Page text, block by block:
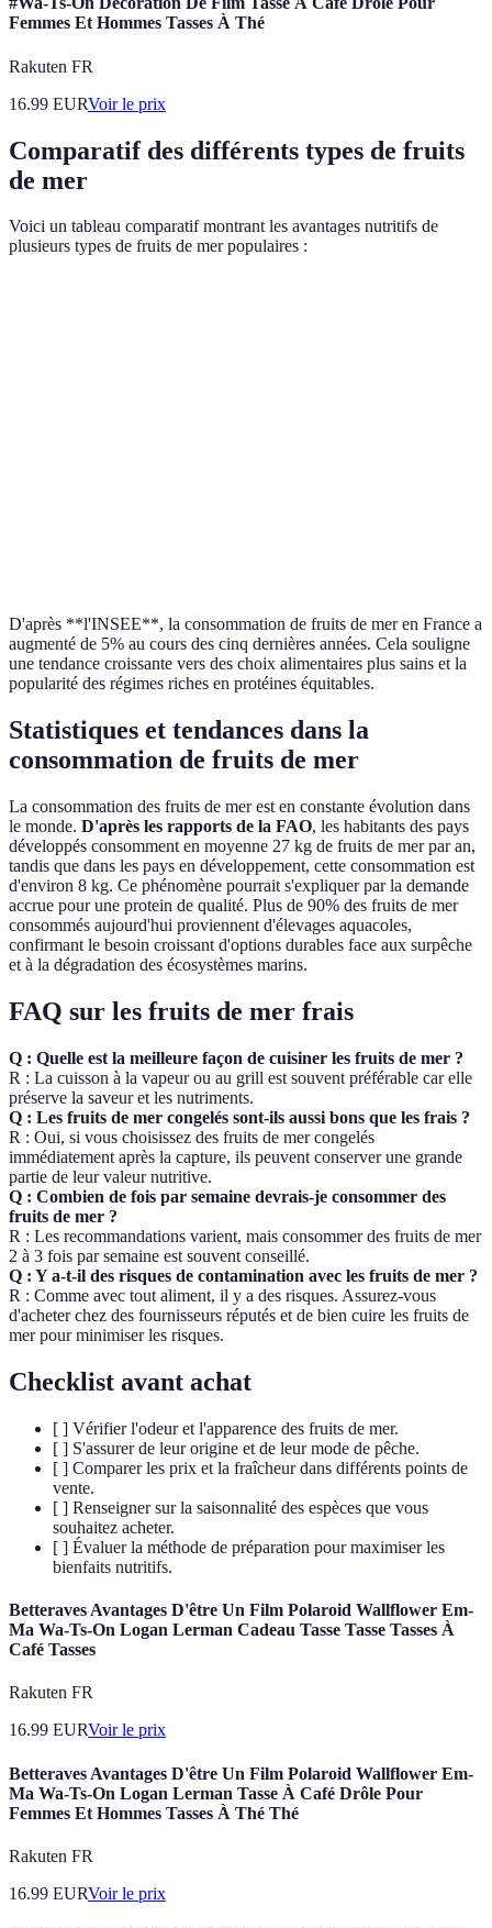
Femmes Et Hommes Tasses À Thé
Rakuten FR
16.99 EURVoir le prix
Comparatif des différents types de fruits
de mer
Voici un tableau comparatif montrant les avantages nutritifs de
plusieurs types de fruits de mer populaires :
D'après **l'INSEE**, la consommation de fruits de mer en France a
augmenté de 5% au cours des cinq dernières années. Cela souligne
une tendance croissante vers des choix alimentaires plus sains et la
popularité des régimes riches en protéines équitables.
Statistiques et tendances dans la
consommation de fruits de mer
La consommation des fruits de mer est en constante évolution dans
le monde. D'après les rapports de la FAO, les habitants des pays
développés consomment en moyenne 27 kg de fruits de mer par an,
tandis que dans les pays en développement, cette consommation est
d'environ 8 kg. Ce phénomène pourrait s'expliquer par la demande
accrue pour une protein de qualité. Plus de 90% des fruits de mer
consommés aujourd'hui proviennent d'élevages aquacoles,
confirmant le besoin croissant d'options durables face aux surpêche
et à la dégradation des écosystèmes marins.
FAQ sur les fruits de mer frais
Q : Quelle est la meilleure façon de cuisiner les fruits de mer ?
R : La cuisson à la vapeur ou au grill est souvent préférable car elle
préserve la saveur et les nutriments.
Q : Les fruits de mer congelés sont-ils aussi bons que les frais ?
R : Oui, si vous choisissez des fruits de mer congelés
immédiatement après la capture, ils peuvent conserver une grande
partie de leur valeur nutritive.
Q : Combien de fois par semaine devrais-je consommer des
fruits de mer ?
R : Les recommandations varient, mais consommer des fruits de mer
2 à 3 fois par semaine est souvent conseillé.
Q : Y a-t-il des risques de contamination avec les fruits de mer ?
R : Comme avec tout aliment, il y a des risques. Assurez-vous
d'acheter chez des fournisseurs réputés et de bien cuire les fruits de
mer pour minimiser les risques.
Checklist avant achat
[ ] Vérifier l'odeur et l'apparence des fruits de mer.
[ ] S'assurer de leur origine et de leur mode de pêche.
[ ] Comparer les prix et la fraîcheur dans différents points de
vente.
[ ] Renseigner sur la saisonnalité des espèces que vous
souhaitez acheter.
[ ] Évaluer la méthode de préparation pour maximiser les
bienfaits nutritifs.
Betteraves Avantages D'être Un Film Polaroid Wallflower Em-
Ma Wa-Ts-On Logan Lerman Cadeau Tasse Tasse Tasses À
Café Tasses
Rakuten FR
16.99 EURVoir le prix
Betteraves Avantages D'être Un Film Polaroid Wallflower Em-
Ma Wa-Ts-On Logan Lerman Tasse À Café Drôle Pour
Femmes Et Hommes Tasses À Thé Thé
Rakuten FR
16.99 EURVoir le prix